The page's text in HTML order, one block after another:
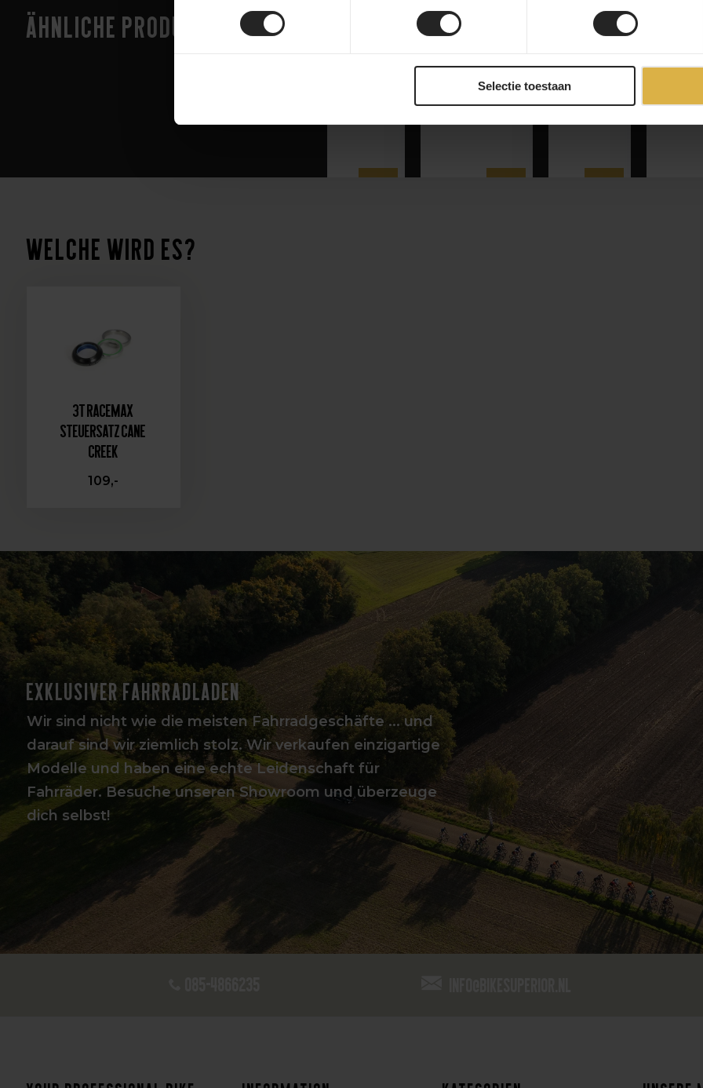
Selectie toestaan
Ähnliche Produkte
3T Primo
3T Exploro
Steckachse
100x12
62
Welche wird es?
3T Racemax
Steuersatz Cane
Creek
109,-
Exklusiver Fahrradladen
Wir sind nicht wie die meisten Fahrradgeschäfte ... und
darauf sind wir ziemlich stolz. Wir verkaufen einzigartige
Modelle und haben eine echte Leidenschaft für
Fahrräder. Besuche unseren Showroom und überzeuge
dich selbst!